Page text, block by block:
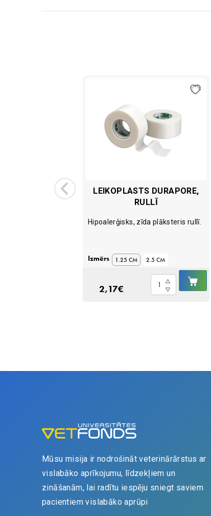
ID 2,5 MM,
GROZĀ
LEIKOPLASTS DURAPORE,
RULLĪ
Hipoalerģisks, zīda plāksteris rullī.
Izmērs 1.25 CM 2.5 CM
2,17€
Durapore,
Mūsu misija ir nodrošināt veterinārārstus ar
vislabāko aprīkojumu, līdzekļiem un
zināšanām, lai radītu iespēju sniegt saviem
pacientiem vislabāko aprūpi